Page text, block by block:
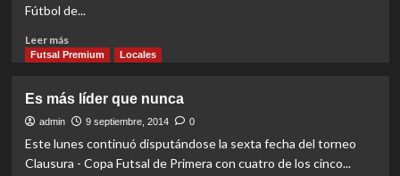
Fútbol de...
Leer másRead
more
Sudamericano
a
la
vista
Futsal Premium Locales
Es más líder que nunca
admin 9 septiembre, 2014 0
Este lunes continuó disputándose la sexta fecha del torneo
Clausura - Copa Futsal de Primera con cuatro de los cinco...